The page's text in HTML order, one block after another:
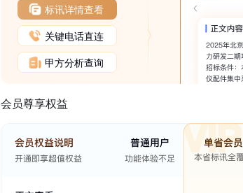
标讯详情查看
关键电话直连
甲方分析查询
会员尊享权益